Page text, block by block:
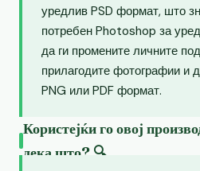
уредлив PSD формат, што
потребен Photoshop за
да ги промените личните
прилагодите фотографии и
PNG или PDF формат.
Користејќи го овој
дека што? 🔍